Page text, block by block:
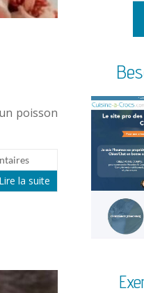
poisson
Lire la suite